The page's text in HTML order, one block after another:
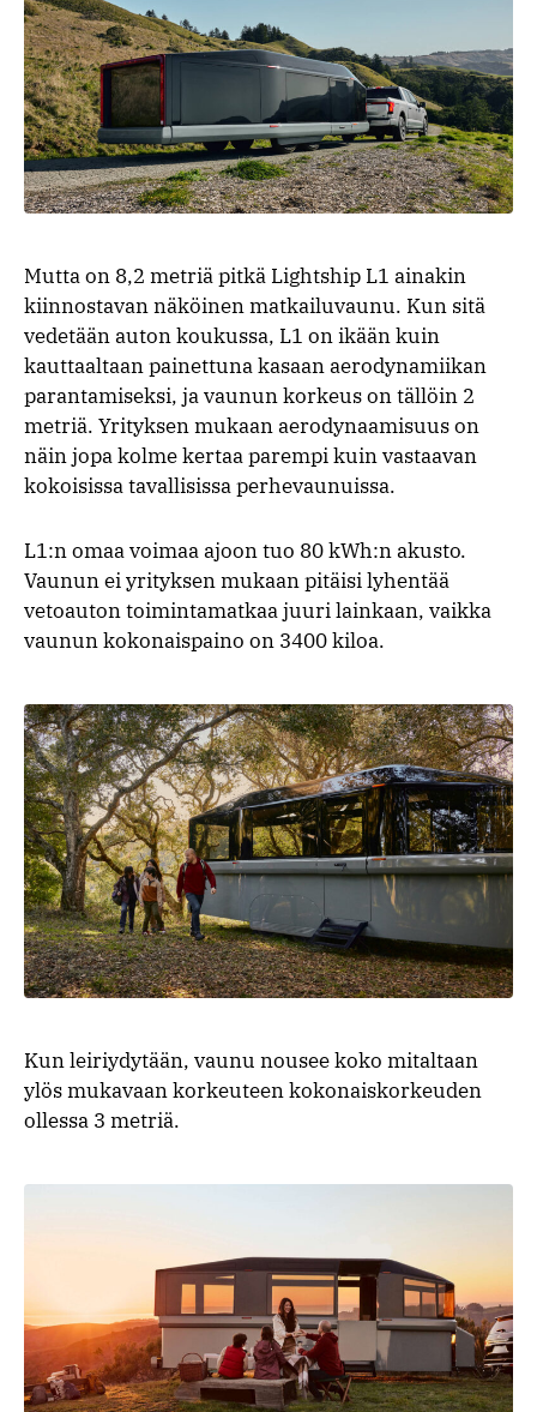
Mutta on 8,2 metriä pitkä Lightship L1 ainakin
kiinnostavan näköinen matkailuvaunu. Kun sitä
vedetään auton koukussa, L1 on ikään kuin
kauttaaltaan painettuna kasaan aerodynamiikan
parantamiseksi, ja vaunun korkeus on tällöin 2
metriä. Yrityksen mukaan aerodynaamisuus on
näin jopa kolme kertaa parempi kuin vastaavan
kokoisissa tavallisissa perhevaunuissa.
L1:n omaa voimaa ajoon tuo 80 kWh:n akusto.
Vaunun ei yrityksen mukaan pitäisi lyhentää
vetoauton toimintamatkaa juuri lainkaan, vaikka
vaunun kokonaispaino on 3400 kiloa.
Kun leiriydytään, vaunu nousee koko mitaltaan
ylös mukavaan korkeuteen kokonaiskorkeuden
ollessa 3 metriä.